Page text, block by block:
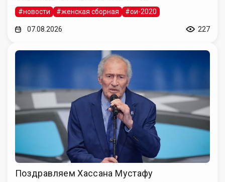
#новости #женская сборная #ои-2020
07.08.2026 227
Поздравляем Хассана Мустафу